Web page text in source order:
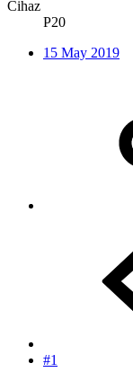
Cihaz
P20
15 May 2019
#1